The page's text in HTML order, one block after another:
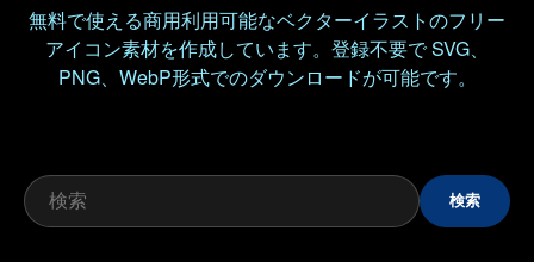
無料で使える商用利用可能なベクターイラストのフリー
アイコン素材を作成しています。登録不要で SVG、
PNG、WebP形式でのダウンロードが可能です。
検索